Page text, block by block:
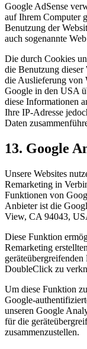
Google AdSense
auf Ihrem Computer
Benutzung der
auch sogenannte
Die durch Cookies
die Benutzung
die Auslieferung von
Google in den USA
diese Informationen
Ihre IP-Adresse
Daten
13. Google
Unsere Websites
Remarketing in
Funktionen von
Anbieter ist die
View, CA 94043,
Diese Funktion
Remarketing
DoubleClick zu
Um diese Funktion
Google-
unseren Google
für die
zusammenzustellen.